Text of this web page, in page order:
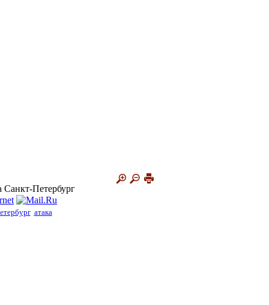
Санкт-Петербург
атака